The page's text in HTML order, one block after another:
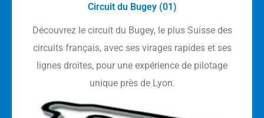
Circuit du Bugey (01)
Découvrez le circuit du Bugey, le plus Suisse des
circuits français, avec ses virages rapides et ses
lignes droites, pour une expérience de pilotage
unique près de Lyon.